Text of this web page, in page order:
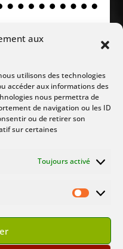
aux
utilisons des technologies
accéder aux informations des
nous permettra de
de navigation ou les ID
ou de retirer son
sur certaines
Toujours activé
: